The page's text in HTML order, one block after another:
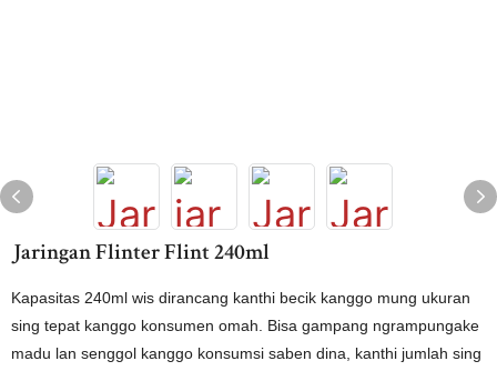
Jaringan Flinter Flint 240ml
Kapasitas 240ml wis dirancang kanthi becik kanggo mung ukuran
sing tepat kanggo konsumen omah. Bisa gampang ngrampungake
madu lan senggol kanggo konsumsi saben dina, kanthi jumlah sing